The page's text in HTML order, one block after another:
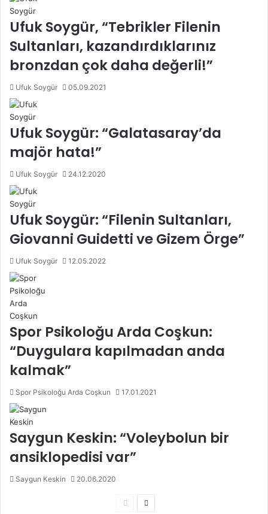
Ufuk Soygür, “Tebrikler Filenin
Sultanları, kazandırdıklarınız
bronzdan çok daha değerli!”
Ufuk Soygür 05.09.2021
Ufuk Soygür: “Galatasaray’da
majör hata!”
Ufuk Soygür 24.12.2020
Ufuk Soygür: “Filenin Sultanları,
Giovanni Guidetti ve Gizem Örge”
Ufuk Soygür 12.05.2022
Spor Psikoloğu Arda Coşkun:
“Duygulara kapılmadan anda
kalmak”
Spor Psikoloğu Arda Coşkun 17.01.2021
Saygun Keskin: “Voleybolun bir
ansiklopedisi var”
Saygun Keskin 20.06.2020